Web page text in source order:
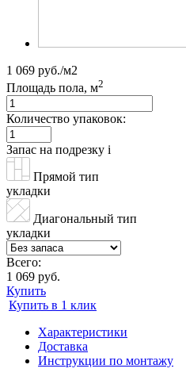
1 069 руб./м2
Площадь пола, м2
Количество упаковок:
Запас на подрезку i
Прямой тип
укладки
Диагональный тип
укладки
Всего:
1 069 руб.
Купить
Купить в 1 клик
Характеристики
Доставка
Инструкции по монтажу